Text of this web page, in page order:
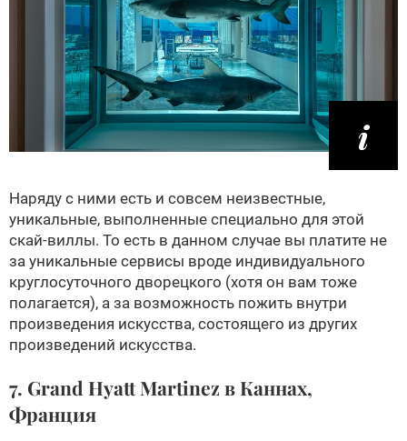
Наряду с ними есть и совсем неизвестные,
уникальные, выполненные специально для этой
скай-виллы. То есть в данном случае вы платите не
за уникальные сервисы вроде индивидуального
круглосуточного дворецкого (хотя он вам тоже
полагается), а за возможность пожить внутри
произведения искусства, состоящего из других
произведений искусства.
7. Grand Hyatt Martinez в Каннах,
Франция